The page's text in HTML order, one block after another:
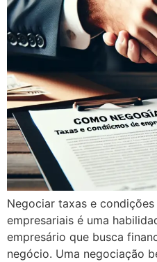
Negociar taxas e
empresariais é uma
empresário que busca
negócio. Uma negociação